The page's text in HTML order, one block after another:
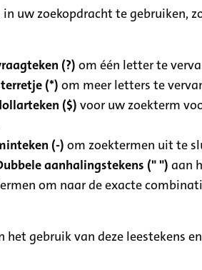
in uw zoekopdracht te gebruiken,
(?) om één letter te
(*) om meer letters te
($) voor uw zoekterm
(-) om zoektermen uit te
aanhalingstekens (" ") aan
om naar de exacte
het gebruik van deze leestekens